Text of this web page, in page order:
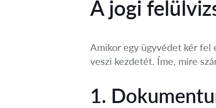
A jogi
Amikor egy ügyvédet kér fel
veszi kezdetét. Íme, mire
1.